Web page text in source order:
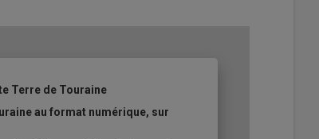
Terre de Touraine
au format numérique, sur